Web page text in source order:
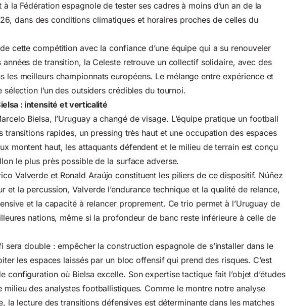
la Fédération espagnole de tester ses cadres à moins d’un an de la
, dans des conditions climatiques et horaires proches de celles du
cette compétition avec la confiance d’une équipe qui a su renouveler
de transition, la Celeste retrouve un collectif solidaire, avec des
les meilleurs championnats européens. Le mélange entre expérience et
sélection l’un des outsiders crédibles du tournoi.
: intensité et verticalité
Bielsa, l’Uruguay a changé de visage. L’équipe pratique un football
transitions rapides, un pressing très haut et une occupation des espaces
montent haut, les attaquants défendent et le milieu de terrain est conçu
le plus près possible de la surface adverse.
Valverde et Ronald Araújo constituent les piliers de ce dispositif. Núñez
et la percussion, Valverde l’endurance technique et la qualité de relance,
et la capacité à relancer proprement. Ce trio permet à l’Uruguay de
nations, même si la profondeur de banc reste inférieure à celle de
sera double : empêcher la construction espagnole de s’installer dans le
les espaces laissés par un bloc offensif qui prend des risques. C’est
configuration où Bielsa excelle. Son expertise tactique fait l’objet d’études
milieu des analystes footballistiques. Comme le montre notre analyse
la lecture des transitions défensives est déterminante dans les matches